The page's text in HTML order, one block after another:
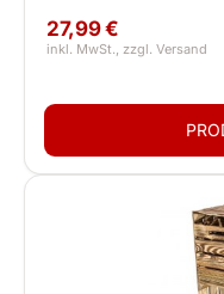
27,99 €